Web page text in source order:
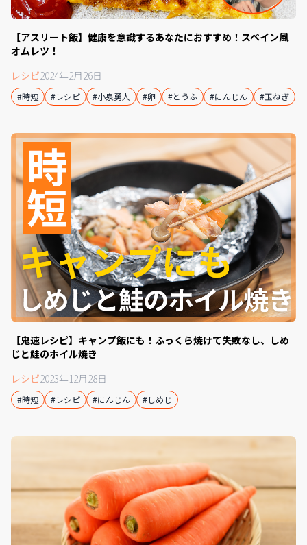
【アスリート飯】健康を意識するあなたにおすすめ！スペイン風
オムレツ！
レシピ2024年2月26日
#時短 #レシピ #小泉勇人 #卵 #とうふ #にんじん #玉ねぎ
【鬼速レシピ】キャンプ飯にも！ふっくら焼けて失敗なし、しめ
じと鮭のホイル焼き
レシピ2023年12月28日
#時短 #レシピ #にんじん #しめじ